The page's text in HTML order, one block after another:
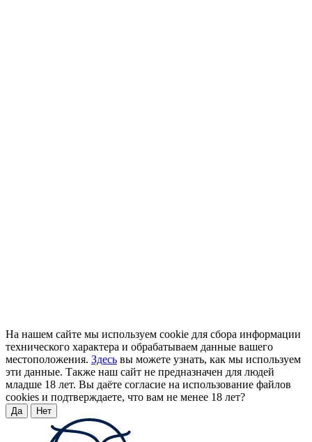
На нашем сайте мы используем cookie для сбора информации
технического характера и обрабатываем данные вашего
местоположения. Здесь вы можете узнать, как мы используем
эти данные. Также наш сайт не предназначен для людей
младше 18 лет. Вы даёте согласие на использование файлов
cookies и подтверждаете, что вам не менее 18 лет?
Да Нет